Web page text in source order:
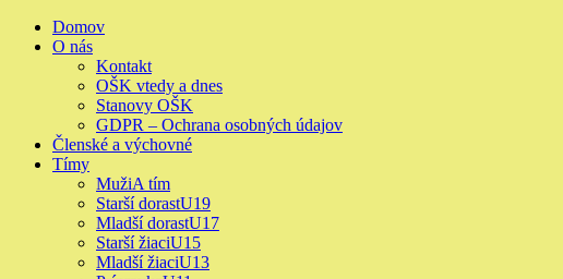
Skip
Primary
Menu
Domov
O nás
Kontakt
OŠK vtedy a dnes
Stanovy OŠK
GDPR – Ochrana osobných údajov
Členské a výchovné
Tímy
MužiA tím
Starší dorastU19
Mladší dorastU17
Starší žiaciU15
Mladší žiaciU13